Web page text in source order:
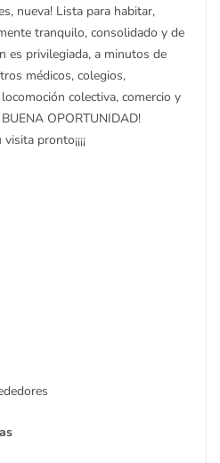
nueva! Lista para habitar,
tranquilo, consolidado y de
es privilegiada, a minutos de
médicos, colegios,
colectiva, comercio y
BUENA OPORTUNIDAD!
pronto¡¡¡¡